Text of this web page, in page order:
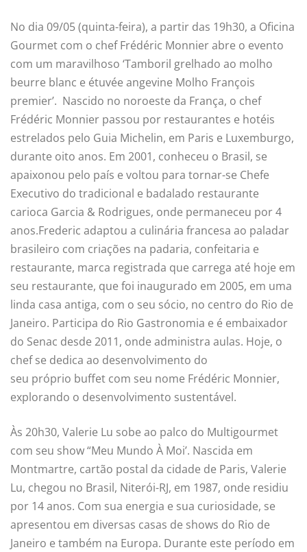
No dia 09/05 (quinta-feira), a partir das 19h30, a Oficina
Gourmet com o chef Frédéric Monnier abre o evento
com um maravilhoso ‘Tamboril grelhado ao molho
beurre blanc e étuvée angevine Molho François
premier’. Nascido no noroeste da França, o chef
Frédéric Monnier passou por restaurantes e hotéis
estrelados pelo Guia Michelin, em Paris e Luxemburgo,
durante oito anos. Em 2001, conheceu o Brasil, se
apaixonou pelo país e voltou para tornar-se Chefe
Executivo do tradicional e badalado restaurante
carioca Garcia & Rodrigues, onde permaneceu por 4
anos.Frederic adaptou a culinária francesa ao paladar
brasileiro com criações na padaria, confeitaria e
restaurante, marca registrada que carrega até hoje em
seu restaurante, que foi inaugurado em 2005, em uma
linda casa antiga, com o seu sócio, no centro do Rio de
Janeiro. Participa do Rio Gastronomia e é embaixador
do Senac desde 2011, onde administra aulas. Hoje, o
chef se dedica ao desenvolvimento do
seu próprio buffet com seu nome Frédéric Monnier,
explorando o desenvolvimento sustentável.
Às 20h30, Valerie Lu sobe ao palco do Multigourmet
com seu show “Meu Mundo À Moi’. Nascida em
Montmartre, cartão postal da cidade de Paris, Valerie
Lu, chegou no Brasil, Niterói-RJ, em 1987, onde residiu
por 14 anos. Com sua energia e sua curiosidade, se
apresentou em diversas casas de shows do Rio de
Janeiro e também na Europa. Durante este período em